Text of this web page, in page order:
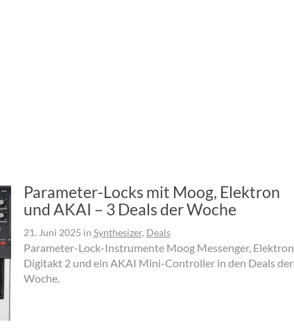
Parameter-Locks mit Moog, Elektron
und AKAI – 3 Deals der Woche
21. Juni 2025 in Synthesizer, Deals
Parameter-Lock-Instrumente Moog Messenger, Elektron
Digitakt 2 und ein AKAI Mini-Controller in den Deals der
Woche.